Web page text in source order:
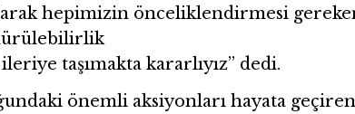
hepimizin önceliklendirmesi
taşımakta kararlıyız” dedi.
önemli aksiyonları hayata geçiren